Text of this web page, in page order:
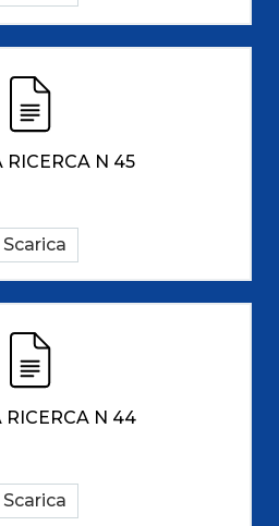
RICERCA N 45
Scarica
RICERCA N 44
Scarica